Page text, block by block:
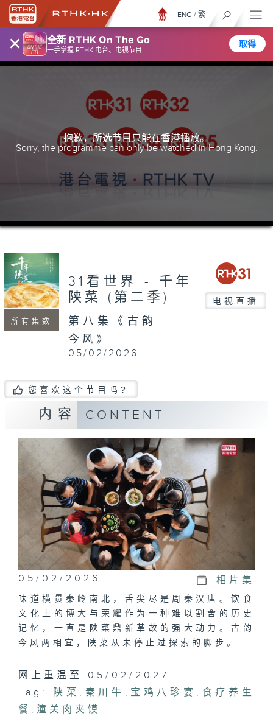
× 全新 RTHK On The Go
一手掌握 RTHK 电台、电视节目
取得
ENG / 繁
抱歉，所选节目只能在香港播放。
Sorry, the programme can only be watched in Hong Kong.
所有集数
31看世界 - 千年
陕菜 (第二季)
电视直播
第八集《古韵
今风》
05/02/2026
您喜欢这个节目吗?
内容 CONTENT
05/02/2026 相片集
味道横贯秦岭南北，舌尖尽是周秦汉唐。饮食
文化上的博大与荣耀作为一种难以割舍的历史
记忆，一直是陕菜鼎新革故的强大动力。古韵
今风两相宜，陕菜从未停止过探索的脚步。
网上重温至 05/02/2027
Tag:
陕菜 , 秦川牛 , 宝鸡八珍宴 , 食疗养生
餐 ,潼关肉夹馍